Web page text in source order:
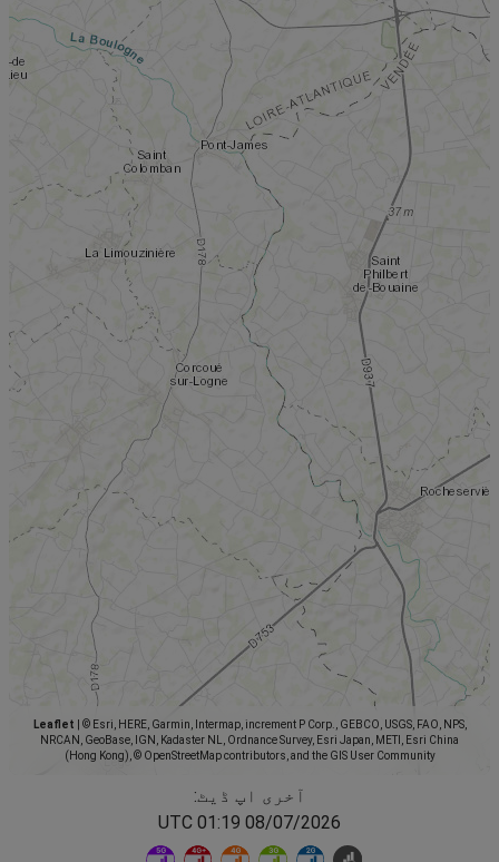
Leaflet
© Esri, HERE, Garmin, Intermap, increment P Corp., GEBCO, USGS, FAO, NPS,
NRCAN, GeoBase, IGN, Kadaster NL, Ordnance Survey, Esri Japan, METI, Esri China
(Hong Kong), © OpenStreetMap contributors, and the GIS User Community
آخری اپ ڈیٹ:
08/07/2026 01:19 UTC